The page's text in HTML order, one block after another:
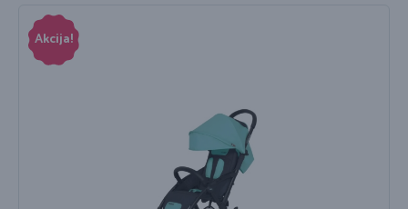
Akcija!